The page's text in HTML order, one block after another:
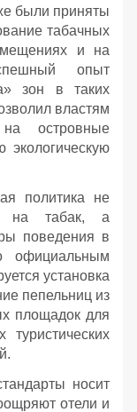
были приняты
табачных
и на
опыт
зон в таких
властям
на островные
экологическую
политика не
на табак, а
поведения в
официальным
установка
пепельниц из
площадок для
носит
отели и